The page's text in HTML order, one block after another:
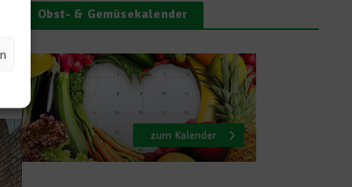
Obst- & Gemüsekalender